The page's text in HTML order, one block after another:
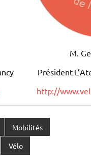
M.
Président
http://
Mobilités
Vélo